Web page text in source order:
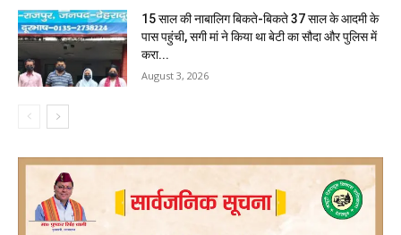
15 साल की नाबालिग बिकते-बिकते 37 साल के आदमी के
पास पहुंची, सगी मां ने किया था बेटी का सौदा और पुलिस में
करा...
August 3, 2026